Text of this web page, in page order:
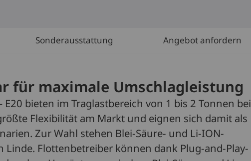
Sonderausstattung Angebot anfordern
für maximale Umschlagleistung
bieten im Traglastbereich von 1 bis 2 Tonnen bei
Flexibilität am Markt und eignen sich damit als
Zur Wahl stehen Blei-Säure- und Li-ION-
Flottenbetreiber können dank Plug-and-Play-